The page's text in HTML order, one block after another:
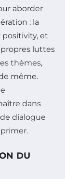
aborder
: la
et
luttes
thèmes,
même.
dans
dialogue
DU